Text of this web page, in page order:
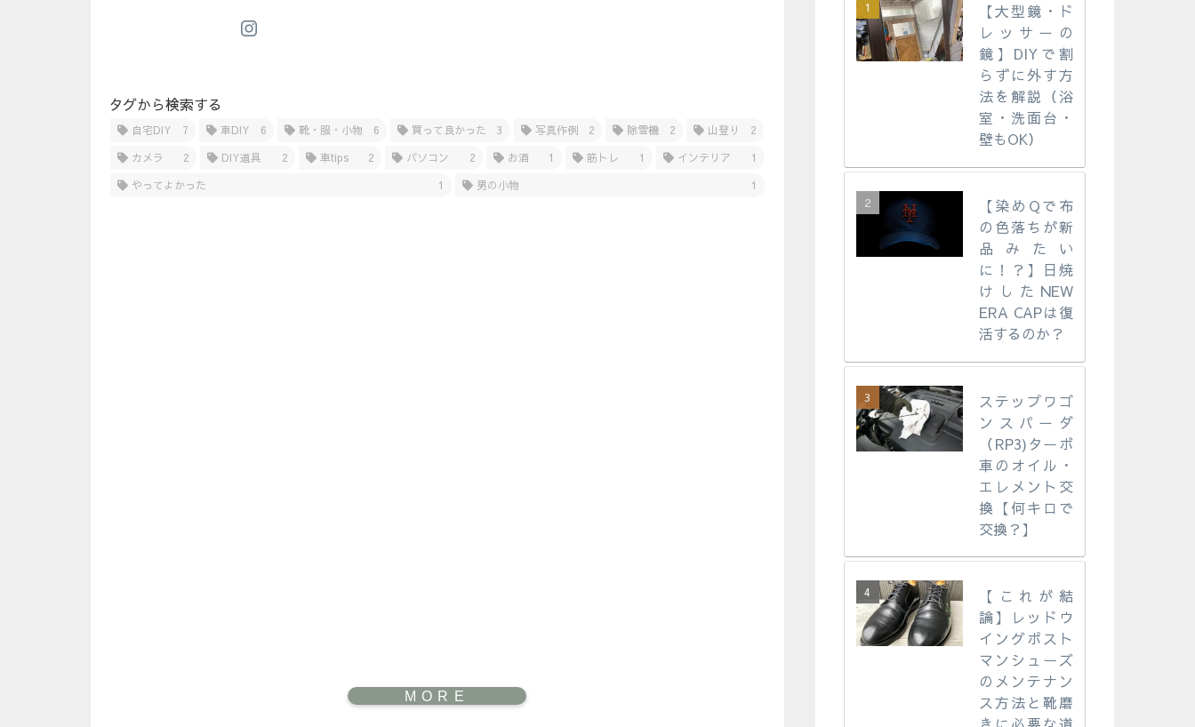
タグから検索する
自宅DIY 7 車DIY 6 靴・服・小物 6 買って良かった 3 写真作例 2 除雪機 2 山登り
2
カメラ
2 DIY道具 2 車tips 2 パソコン 2 お酒 1 筋トレ 1 インテリア
1
やってよかった
1 男の小物 1
【大型鏡・ド
レッサーの
鏡】DIYで割
らずに外す方
法を解説（浴
室・洗面台・
壁もOK）
【染めQで布
の色落ちが新
品みたい
に！？】日焼
けしたNEW
ERA CAPは復
活するのか？
ステップワゴ
ンスパーダ
（RP3)ターボ
車のオイル・
エレメント交
換【何キロで
交換？】
【これが結
論】レッドウ
イングポスト
マンシューズ
のメンテナン
ス方法と靴磨